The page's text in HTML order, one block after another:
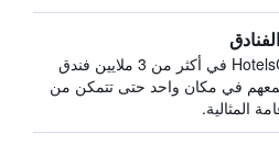
يبحث HotelsCombined في أكثر من 3 ملايين فندق
في مكان واحد حتى تتمكن من
المثالية.